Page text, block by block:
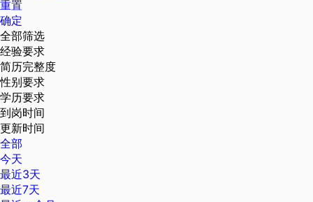
重置
确定
全部筛选
经验要求
简历完整度
性别要求
学历要求
到岗时间
更新时间
全部
今天
最近3天
最近7天